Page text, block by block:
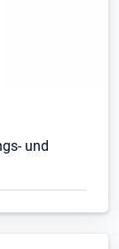
und